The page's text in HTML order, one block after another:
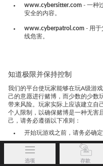
www.cybersitter.com - 一种
安全的内容。
www.cyberpatrol.com - 用于
线危害。
知道极限并保持控制
我们的平台使玩家能够在玩A级游
己的意愿进行赌博，而少数的少数
带来风险。玩家实际上应该建立自
个人限制，以确保赌博是一种无害
己，请务必遵循以下准则：
开始玩游戏之前，请务必确
确定常规比赛的时间限制，
为最大损失设定自己的限制
选项 存款